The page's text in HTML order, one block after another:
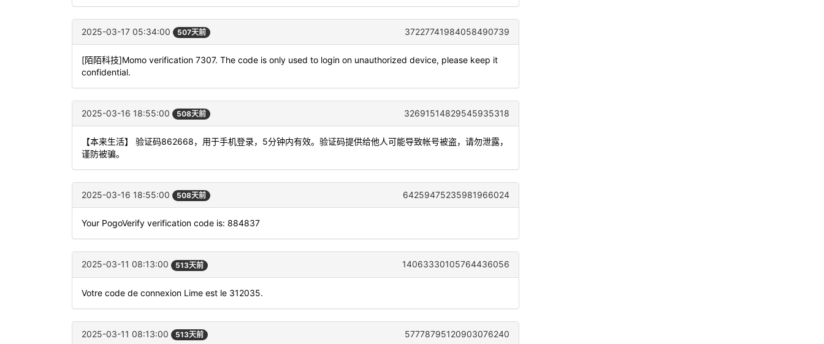
2025-03-17 05:34:00 507天前 37227741984058490739
[陌陌科技]Momo verification 7307. The code is only used to login on unauthorized device, please keep it
confidential.
2025-03-16 18:55:00 508天前 32691514829545935318
【本来生活】 验证码862668，用于手机登录，5分钟内有效。验证码提供给他人可能导致帐号被盗，请勿泄露，
谨防被骗。
2025-03-16 18:55:00 508天前 64259475235981966024
Your PogoVerify verification code is: 884837
2025-03-11 08:13:00 513天前 14063330105764436056
Votre code de connexion Lime est le 312035.
2025-03-11 08:13:00 513天前 57778795120903076240